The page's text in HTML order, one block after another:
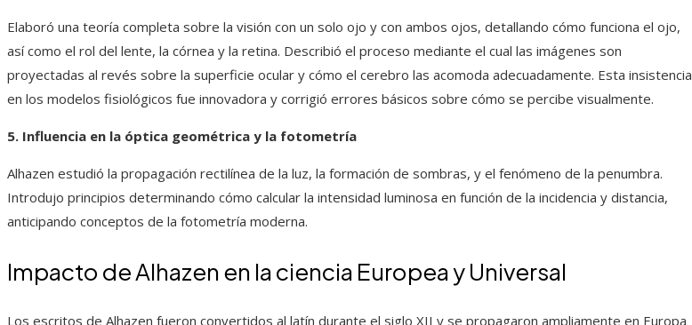
Elaboró una teoría completa sobre la visión con un solo ojo y con ambos ojos, detallando cómo funciona el ojo,
así como el rol del lente, la córnea y la retina. Describió el proceso mediante el cual las imágenes son
proyectadas al revés sobre la superficie ocular y cómo el cerebro las acomoda adecuadamente. Esta insistencia
en los modelos fisiológicos fue innovadora y corrigió errores básicos sobre cómo se percibe visualmente.
5. Influencia en la óptica geométrica y la fotometría
Alhazen estudió la propagación rectilínea de la luz, la formación de sombras, y el fenómeno de la penumbra.
Introdujo principios determinando cómo calcular la intensidad luminosa en función de la incidencia y distancia,
anticipando conceptos de la fotometría moderna.
Impacto de Alhazen en la ciencia Europea y Universal
Los escritos de Alhazen fueron convertidos al latín durante el siglo XII y se propagaron ampliamente en Europa